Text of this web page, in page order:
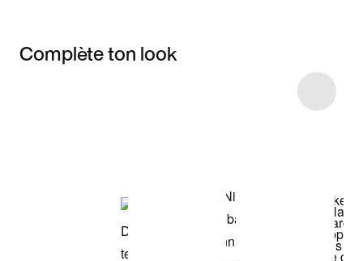
Complète ton look